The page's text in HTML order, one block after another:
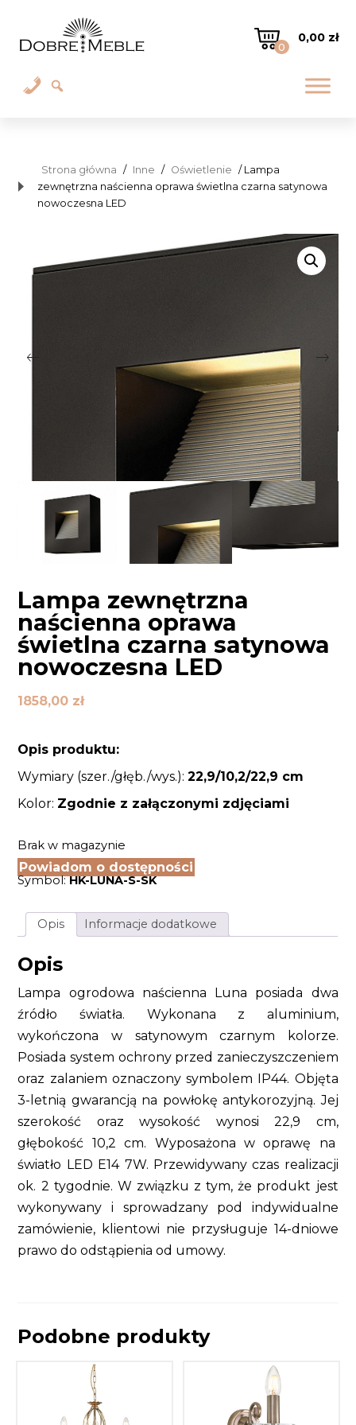
0
0,00 zł
Strona główna / Inne / Oświetlenie / Lampa
zewnętrzna naścienna oprawa świetlna czarna satynowa
nowoczesna LED
Lampa zewnętrzna
naścienna oprawa
świetlna czarna satynowa
nowoczesna LED
1858,00 zł
Opis produktu:
Wymiary (szer./głęb./wys.):22,9/10,2/22,9 cm
Kolor: Zgodnie z załączonymi zdjęciami
Brak w magazynie
Powiadom o dostępności
Symbol:HK-LUNA-S-SK
Opis Informacje dodatkowe
Opis
Lampa ogrodowa naścienna Luna posiada dwa
źródło światła. Wykonana z aluminium,
wykończona w satynowym czarnym kolorze.
Posiada system ochrony przed zanieczyszczeniem
oraz zalaniem oznaczony symbolem IP44. Objęta
3-letnią gwarancją na powłokę antykorozyjną. Jej
szerokość oraz wysokość wynosi 22,9 cm,
głębokość 10,2 cm. Wyposażona w oprawę na
światło LED E14 7W. Przewidywany czas realizacji
ok. 2 tygodnie. W związku z tym, że produkt jest
wykonywany i sprowadzany pod indywidualne
zamówienie, klientowi nie przysługuje 14-dniowe
prawo do odstąpienia od umowy.
Podobne produkty